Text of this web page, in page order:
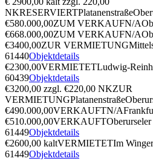
NKRESERVIERTPlatanenstraße
€580.000,00ZUM VERKAUFN/A
€668.000,00ZUM VERKAUFN/A
€3400,00ZUR VERMIETUNG
61440Objektdetails
€2300,00VERMIETETLudwig-
60439Objektdetails
€3200,00 zzgl. €220,00 NKZUR
VERMIETUNGPlatanenstraße
€490.000,00VERKAUFTN/A
€510.000,00VERKAUFTOberurseler
61449Objektdetails
€2600,00 kaltVERMIETETIm
61449Objektdetails